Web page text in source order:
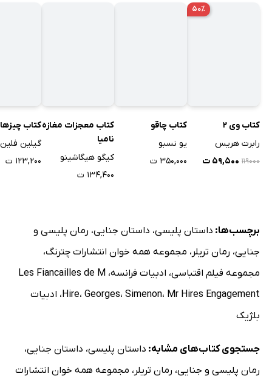
۵۰٪
کتاب وی 2
رابرت هریس
۱۱۹۰۰۰ ۵۹,۵۰۰ ت
کتاب چاقو
یو نسبو
۳۵۰,۰۰۰ ت
کتاب معجزات مغازه
نامیا
کیگو هیگاشینو
۱۳۴,۴۰۰ ت
کتاب
گیلین فلین
۱۲۳,۲۰۰ ت
برچسب‌ها: داستان پلیسی، داستان جنایی، رمان پلیسی و
جنایی، رمان تریلر ، مجموعه همه خوان انتشارات چترنگ،
مجموعه فیلم اقتباسی، ادبیات فرانسه، Les Fiancailles de M
Hire، Georges، Simenon، Mr Hires Engagement ، ادبیات
بلژیک
جستجوی کتاب‌های مشابه: داستان پلیسی، داستان جنایی،
رمان پلیسی و جنایی، رمان تریلر ، مجموعه همه خوان انتشارات